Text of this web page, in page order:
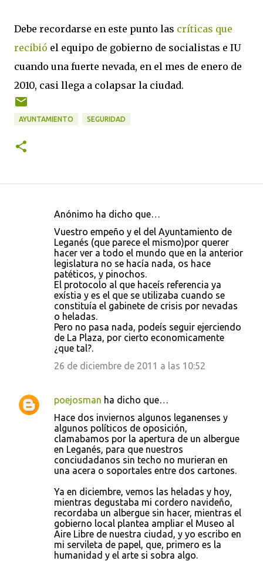
Debe recordarse en este punto las críticas que
recibió el equipo de gobierno de socialistas e IU
cuando una fuerte nevada, en el mes de enero de
2010, casi llega a colapsar la ciudad.
AYUNTAMIENTO SEGURIDAD
Anónimo ha dicho que…
Vuestro empeño y el del Ayuntamiento de
Leganés (que parece el mismo)por querer
hacer ver a todo el mundo que en la anterior
legislatura no se hacía nada, os hace
patéticos, y pinochos.
El protocolo al que haceís referencia ya
exístia y es el que se utilizaba cuando se
constituía el gabinete de crisis por nevadas
o heladas.
Pero no pasa nada, podeís seguir ejerciendo
de La Plaza, por cierto economicamente
¿que tal?.
26 de diciembre de 2011 a las 10:52
poejosman ha dicho que…
Hace dos inviernos algunos leganenses y
algunos políticos de oposición,
clamabamos por la apertura de un albergue
en Leganés, para que nuestros
conciudadanos sin techo no murieran en
una acera o soportales entre dos cartones.
Ya en diciembre, vemos las heladas y hoy,
mientras degustaba mi cordero navideño,
recordaba un albergue sin hacer, mientras el
gobierno local plantea ampliar el Museo al
Aire Libre de nuestra ciudad, y yo escribo en
mi servileta de papel, que, primero es la
humanidad y el arte si sobra algo.